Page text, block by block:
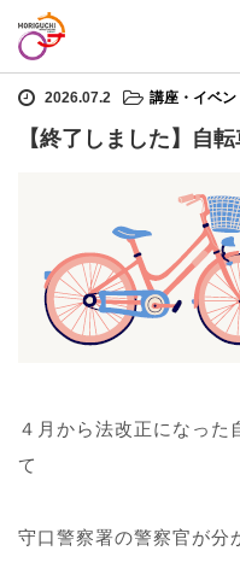
ホーム
2026.07.2 講座・イベン
【終了しました】自
４月から法改正になった
て
守口警察署の警察官が分